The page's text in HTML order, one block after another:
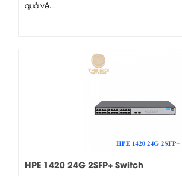
quả về...
HPE 1420 24G 2SFP+ Switch